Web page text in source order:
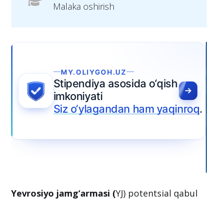
Malaka oshirish
Yevrosiyo jamg‘armasi (YJ) potentsial qabul